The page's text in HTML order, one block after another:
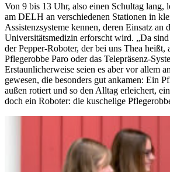
Von 9 bis 13 Uhr, also einen Schultag lang,
am DELH an verschiedenen Stationen in
Assistenzsysteme kennen, deren Einsatz an
Universitätsmedizin erforscht wird. „Da
der Pepper-Roboter, der bei uns Thea heißt,
Pflegerobbe Paro oder das Telepräsenz-
Erstaunlicherweise seien es aber vor allem
gewesen, die besonders gut ankamen: Ein
außen rotiert und so den Alltag erleichert,
doch ein Roboter: die kuschelige